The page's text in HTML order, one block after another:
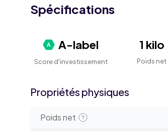
Spécifications
A-label
Score d'investissement
1 kilo
Poids net
Propriétés physiques
Poids net